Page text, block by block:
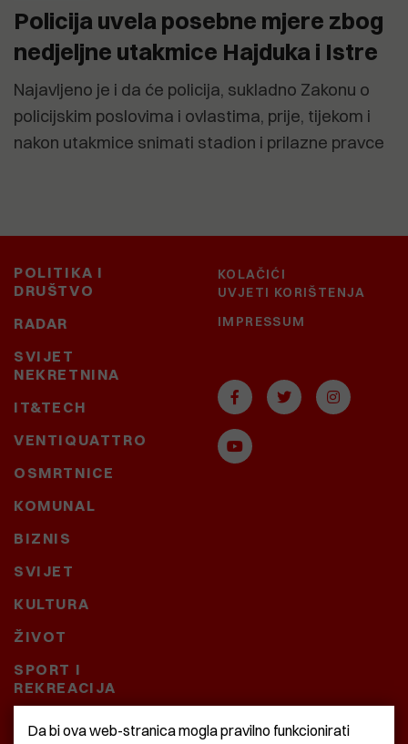
Policija uvela posebne mjere zbog
nedjeljne utakmice Hajduka i Istre
Najavljeno je i da će policija, sukladno Zakonu o
policijskim poslovima i ovlastima, prije, tijekom i
nakon utakmice snimati stadion i prilazne pravce
POLITIKA I
DRUŠTVO
RADAR
SVIJET
NEKRETNINA
IT&TECH
VENTIQUATTRO
OSMRTNICE
KOMUNAL
BIZNIS
SVIJET
KULTURA
ŽIVOT
SPORT I
REKREACIJA
CRNA KRONIKA
KOLAČIĆI
UVJETI KORIŠTENJA
IMPRESSUM
Da bi ova web-stranica mogla pravilno funkcionirati